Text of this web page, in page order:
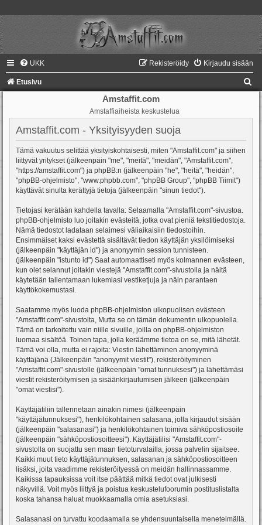
UKK Kirjaudu sisään
Rekisteröidy
Etusivu
Amstaffit.com
Amstaffiaiheista keskustelua
Amstaffit.com - Yksityisyyden suoja
Tämä vakuutus selittää yksityiskohtaisesti, miten "Amstaffit.com" ja siihen
liittyvät yritykset (jälkeenpäin "me", "meitä", "meidän", "Amstaffit.com",
"https://amstaffit.com") ja phpBB:n (jälkeenpäin "he", "heitä", "heidän",
"phpBB-ohjelmisto", "www.phpbb.com", "phpBB Group", "phpBB Tiimit")
käyttävät sinulta kerättyjä tietoja (jälkeenpäin "sinun tiedot").
Tietojasi kerätään kahdella tavalla: Selaamalla "Amstaffit.com"-sivustoa.
phpBB-ohjelmisto luo joitakin evästeitä, jotka ovat pieniä tekstitiedostoja.
Nämä tiedostot ladataan selaimesi väliaikaisiin tiedostoihin.
Ensimmäiset kaksi evästettä sisältävät tiedon käyttäjän yksilöimiseksi
(jälkeenpäin "käyttäjän id") ja anonyymin session tunnisteen.
(jälkeenpäin "istunto id") Saat automaattiseti myös kolmannen evästeen,
kun olet selannut joitakin viestejä "Amstaffit.com"-sivustolla ja näitä
käytetään tallentamaan lukemiasi vestiketjuja ja näin parantaen
käyttökokemustasi.
Saatamme myös luoda phpBB-ohjelmiston ulkopuolisen evästeen
"Amstaffit.com"-sivustolta, Mutta se on tämän dokumentin ulkopuolella.
Tämä on tarkoitettu vain niille sivuille, joilla on phpBB-ohjelmiston
luomaa sisältöä. Toinen tapa, jolla keräämme tietoa on se, mitä lähetät.
Tämä voi olla, mutta ei rajoita: Viestin lähettäminen anonyyminä
käyttäjänä (Jälkeenpäin "anonyymit viestit"), rekisteröityminen
"Amstaffit.com"-sivustolle (jälkeenpäin "omat tunnuksesi") ja lähettämäsi
viestit rekisteröitymisen ja sisäänkirjautumisen jälkeen (jälkeenpäin
"omat viestisi").
Käyttäjätiliin tallennetaan ainakin nimesi (jälkeenpäin
"käyttäjätunnuksesi"), henkilökohtainen salasana, jolla kirjaudut sisään
(jälkeenpäin "salasanasi") ja henkilökohtainen toimiva sähköpostiosoite
(jälkeenpäin "sähköpostiosoitteesi"). Käyttäjätilisi "Amstaffit.com"-
sivustolla on suojattu sen maan tietoturvalailla, jossa palvelin sijaitsee.
Kaikki muut tieto käyttäjätunnuksen, salasanan ja sähköpostiosoitteen
lisäksi, joita vaadimme rekisteröityessä on meidän hallinnassamme.
Kaikissa tapauksissa voit itse päättää mitkä tiedot ovat julkisesti
näkyvillä. Voit myös liittyä ja poistua keskustelufoorumin postituslistalta
koska tahansa haluat muokkaamalla omia asetuksiasi.
Salasanasi on turvattu koodaamalla se yhdensuuntaisella menetelmällä.